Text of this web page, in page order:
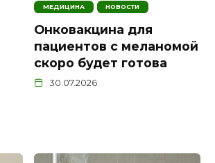
МЕДИЦИНА НОВОСТИ
Онковакцина для
пациентов с меланомой
скоро будет готова
30.07.2026